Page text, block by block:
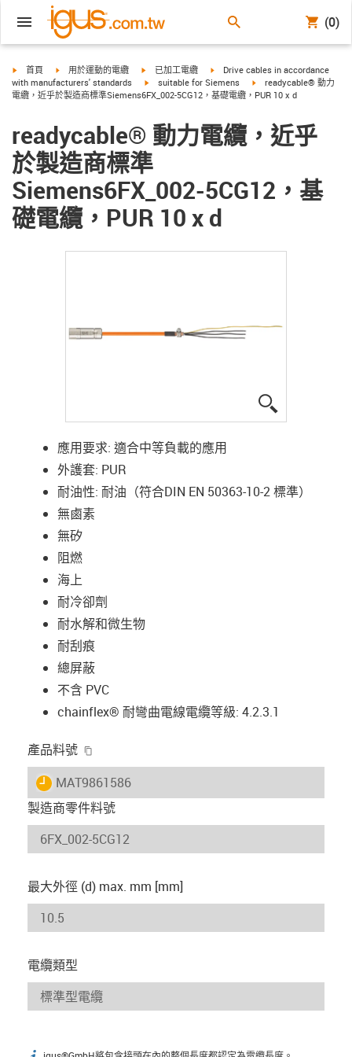
(0)
igus-icon-arrow-right
首頁 igus-icon-arrow-right
用於運動的電纜 igus-icon-arrow-right
已加工電纜 igus-icon-arrow-right
Drive cables in accordance
with manufacturers' standards
igus-icon-arrow-right
suitable for Siemens igus-icon-arrow-right
readycable® 動力
電纜，近乎於製造商標準Siemens6FX_002-5CG12，基礎電纜，PUR 10 x d
readycable® 動力電纜，近乎
於製造商標準
Siemens6FX_002-5CG12，基
礎電纜，PUR 10 x d
應用要求: 適合中等負載的應用
外護套: PUR
耐油性: 耐油（符合DIN EN 50363-10-2 標準）
無鹵素
無矽
阻燃
海上
耐冷卻劑
耐水解和微生物
耐刮痕
總屏蔽
不含 PVC
chainflex® 耐彎曲電線電纜等級: 4.2.3.1
產品料號
igus-icon-lieferzeit
MAT9861586
製造商零件料號
最大外徑 (d) max. mm [mm]
電纜類型